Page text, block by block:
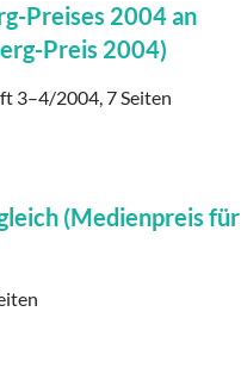
Preises 2004 an
Preis 2004)
3–4/2004, 7 Seiten
(Medienpreis für